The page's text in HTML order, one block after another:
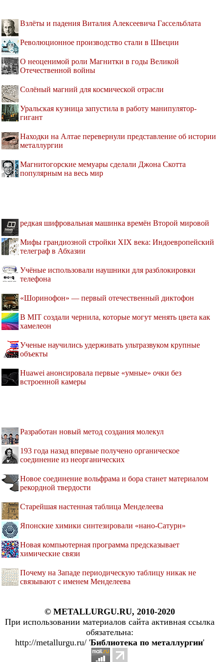
Взлёты и падения Виталия Алексеевича Гассельблата
Революционное производство стали в Швеции
О неоценимой роли Магнитки в годы Великой
Отечественной войны
Солёный магний для космической отрасли
Уральская кузница запустила в работу манипулятор-
гигант
Находки на Алтае перевернули представление об истории
металлургии
Магнитогорские мемуары сделали Джона Скотта
популярным на весь мир
редкая шифровальная машинка времён Второй мировой
Мифы грандиозной стройки XIX века: Индоевропейский
телеграф в Абхазии
Учёные использовали наушники для разблокировки
телефона
«Шоринофон» — первый отечественный диктофон
В MIT создали чернила, которые могут менять цвета как
хамелеон
Ученые научились удерживать ультразвуком крупные
объекты
Huawei анонсировала первые «умные» очки без
встроенной камеры
Разработан новый метод создания молекул
193 года назад впервые получено органическое
соединение из неорганических
Новое соединение вольфрама и бора станет материалом
рекордной твердости
Старейшая настенная таблица Менделеева
Японские химики синтезировали «нано-Сатурн»
Новая компьютерная программа предсказывает
химические связи
Почему на Западе периодическую таблицу никак не
связывают с именем Менделеева
© METALLURGU.RU, 2010-2020
При использовании материалов сайта активная ссылка
обязательна:
http://metallurgu.ru/ 'Библиотека по металлургии'